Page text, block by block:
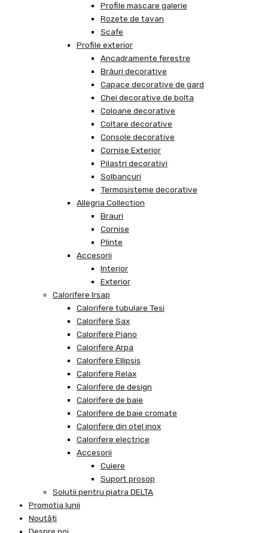
Profile mascare galerie
Rozete de tavan
Scafe
Profile exterior
Ancadramente ferestre
Brâuri decorative
Capace decorative de gard
Chei decorative de bolta
Coloane decorative
Coltare decorative
Console decorative
Cornise Exterior
Pilastri decorativi
Solbancuri
Termosisteme decorative
Allegria Collection
Brauri
Cornise
Plinte
Accesorii
Interior
Exterior
Calorifere Irsap
Calorifere tubulare Tesi
Calorifere Sax
Calorifere Piano
Calorifere Arpa
Calorifere Ellipsis
Calorifere Relax
Calorifere de design
Calorifere de baie
Calorifere de baie cromate
Calorifere din otel inox
Calorifere electrice
Accesorii
Cuiere
Suport prosop
Solutii pentru piatra DELTA
Promotia lunii
Noutăți